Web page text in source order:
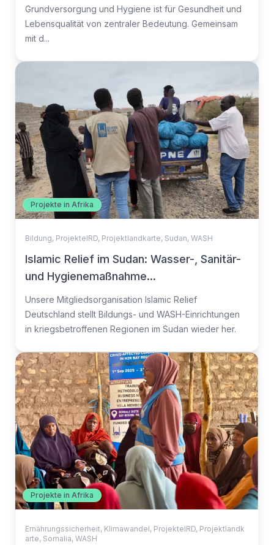
Grundversorgung und Hygiene ist für Gesundheit und
Lebensqualität von zentraler Bedeutung. Gemeinsam
mit d...
Projekte in Afrika
Bildung, ProjekteIRD, Projektlandkarte, Sudan, WASH
Islamic Relief im Sudan: Wasser-, Sanitär-
und Hygienemaßnahme...
Unsere Mitgliedsorganisation Islamic Relief
Deutschland stellt Bildungs- und WASH-Einrichtungen
in kriegsbetroffenen Regionen im Sudan wieder her.
Projekte in Afrika
Ernährungssicherheit, Klimawandel, ProjekteIRD, Projektlandk
arte, Somalia, WASH